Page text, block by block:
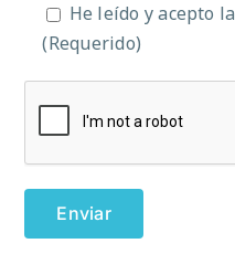
He leído y acepto la
(Requerido)